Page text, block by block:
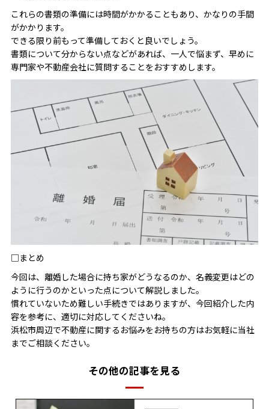
これらの書類の準備には時間がかかることもあり、かなりの手間
がかかります。
できる限り前もって準備しておくと良いでしょう。
書類について分からない点などがあれば、一人で悩まず、早めに
専門家や不動産会社に質問することをおすすめします。
□まとめ
今回は、離婚した場合に持ち家がどうなるのか、名義変更はどの
ように行うのかといった点について解説しました。
慣れていないため難しい手続きではありますが、今回紹介した内
容を参考に、適切に対応してくださいね。
浜松市周辺で不動産に関するお悩みをお持ちの方はお気軽に当社
までご相談ください。
その他の記事を見る